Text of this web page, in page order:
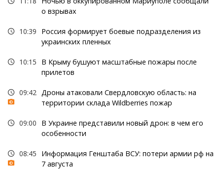
о взрывах
10:39
Россия формирует боевые подразделения из
украинских пленных
10:15
В Крыму бушуют масштабные пожары после
прилетов
09:42
Дроны атаковали Свердловскую область: на
территории склада Wildberries пожар
09:00
В Украине представили новый дрон: в чем его
особенности
08:45
Информация Генштаба ВСУ: потери армии рф на
7 августа